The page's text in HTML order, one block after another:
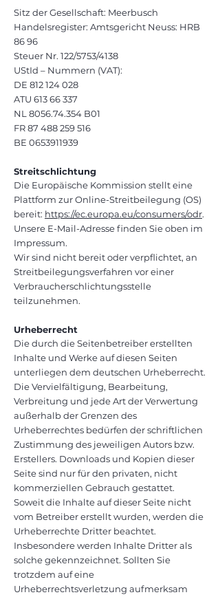
Sitz der Gesellschaft: Meerbusch
Handelsregister: Amtsgericht Neuss: HRB
86 96
Steuer Nr. 122/5753/4138
UStId – Nummern (VAT):
DE 812 124 028
ATU 613 66 337
NL 8056.74.354 B01
FR 87 488 259 516
BE 0653911939
Streitschlichtung
Die Europäische Kommission stellt eine
Plattform zur Online-Streitbeilegung (OS)
bereit: https://ec.europa.eu/consumers/odr.
Unsere E-Mail-Adresse finden Sie oben im
Impressum.
Wir sind nicht bereit oder verpflichtet, an
Streitbeilegungsverfahren vor einer
Verbraucherschlichtungsstelle
teilzunehmen.
Urheberrecht
Die durch die Seitenbetreiber erstellten
Inhalte und Werke auf diesen Seiten
unterliegen dem deutschen Urheberrecht.
Die Vervielfältigung, Bearbeitung,
Verbreitung und jede Art der Verwertung
außerhalb der Grenzen des
Urheberrechtes bedürfen der schriftlichen
Zustimmung des jeweiligen Autors bzw.
Erstellers. Downloads und Kopien dieser
Seite sind nur für den privaten, nicht
kommerziellen Gebrauch gestattet.
Soweit die Inhalte auf dieser Seite nicht
vom Betreiber erstellt wurden, werden die
Urheberrechte Dritter beachtet.
Insbesondere werden Inhalte Dritter als
solche gekennzeichnet. Sollten Sie
trotzdem auf eine
Urheberrechtsverletzung aufmerksam